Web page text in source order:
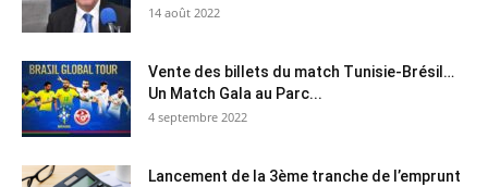
14 août 2022
Vente des billets du match Tunisie-Brésil…
Un Match Gala au Parc...
4 septembre 2022
Lancement de la 3ème tranche de l’emprunt